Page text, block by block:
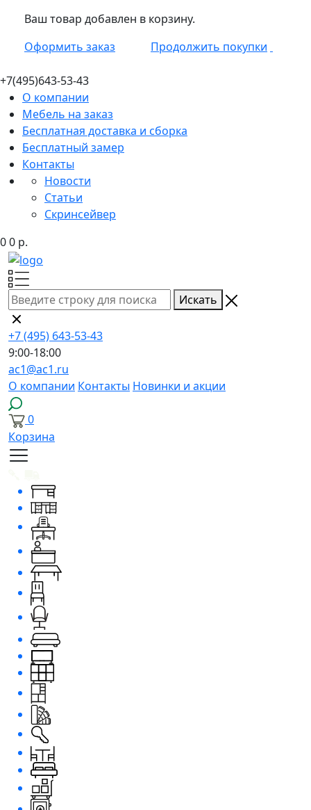
Ваш товар добавлен в корзину.
Оформить заказ
Продолжить покупки
+7(495)643-53-43
О компании
Мебель на заказ
Бесплатная доставка и сборка
Бесплатный замер
Контакты
Новости
Статьи
Скринсейвер
00 р.
Искать
+7 (495) 643-53-43
9:00-18:00
ac1@ac1.ru
О компании Контакты Новинки и акции
0
Корзина